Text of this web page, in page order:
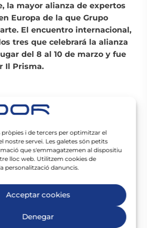
i de tercers per optimitzar el
nostre servei. Les galetes són petits
que s'emmagatzemen al dispositiu
lloc web. Utilitzem cookies de
personalització danuncis.
Acceptar cookies
Denegar
la mayor alianza de expertos
Europa de la que Grupo
El encuentro internacional,
tres que celebrará la alianza
del 8 al 10 de marzo y fue
Il Prisma.
jornadas se compartieron
y tendencias sobre